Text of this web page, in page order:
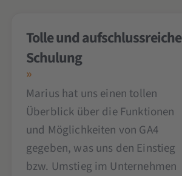
Tolle und aufschlussreiche
Schulung
Marius hat uns einen tollen
Überblick über die Funktionen
und Möglichkeiten von GA4
gegeben, was uns den Einstieg
bzw. Umstieg im Unternehmen